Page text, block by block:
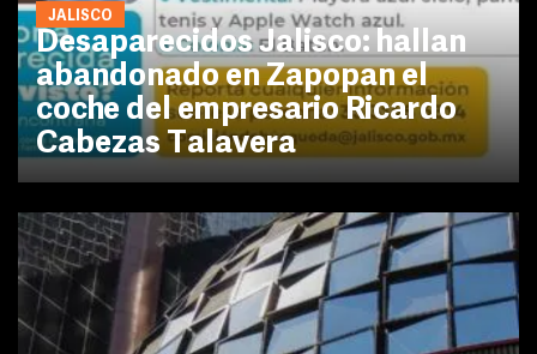
JALISCO
Desaparecidos Jalisco: hallan
abandonado en Zapopan el
coche del empresario Ricardo
Cabezas Talavera